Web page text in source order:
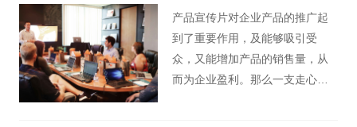
产品宣传片对企业产品的推广起
到了重要作用，及能够吸引受
众，又能增加产品的销售量，从
而为企业盈利。那么一支走心的